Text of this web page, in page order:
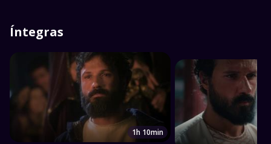
Íntegras
1h 10min